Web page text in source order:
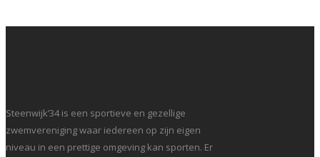
Steenwijk’34 is een sportieve en gezellige
zwemvereniging waar iedereen op zijn eigen
niveau in een prettige omgeving kan sporten. Er